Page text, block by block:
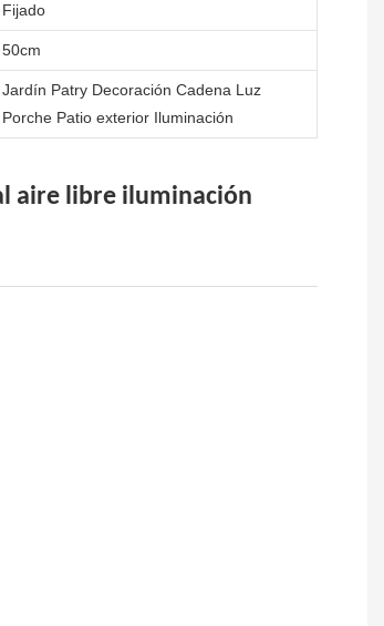
Fijado
50cm
Jardín Patry Decoración Cadena Luz
Porche Patio exterior Iluminación
aire libre iluminación